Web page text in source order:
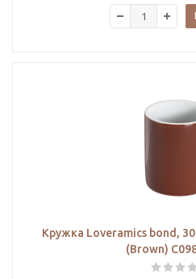
Кружка Loveramics bond,
(Brown)